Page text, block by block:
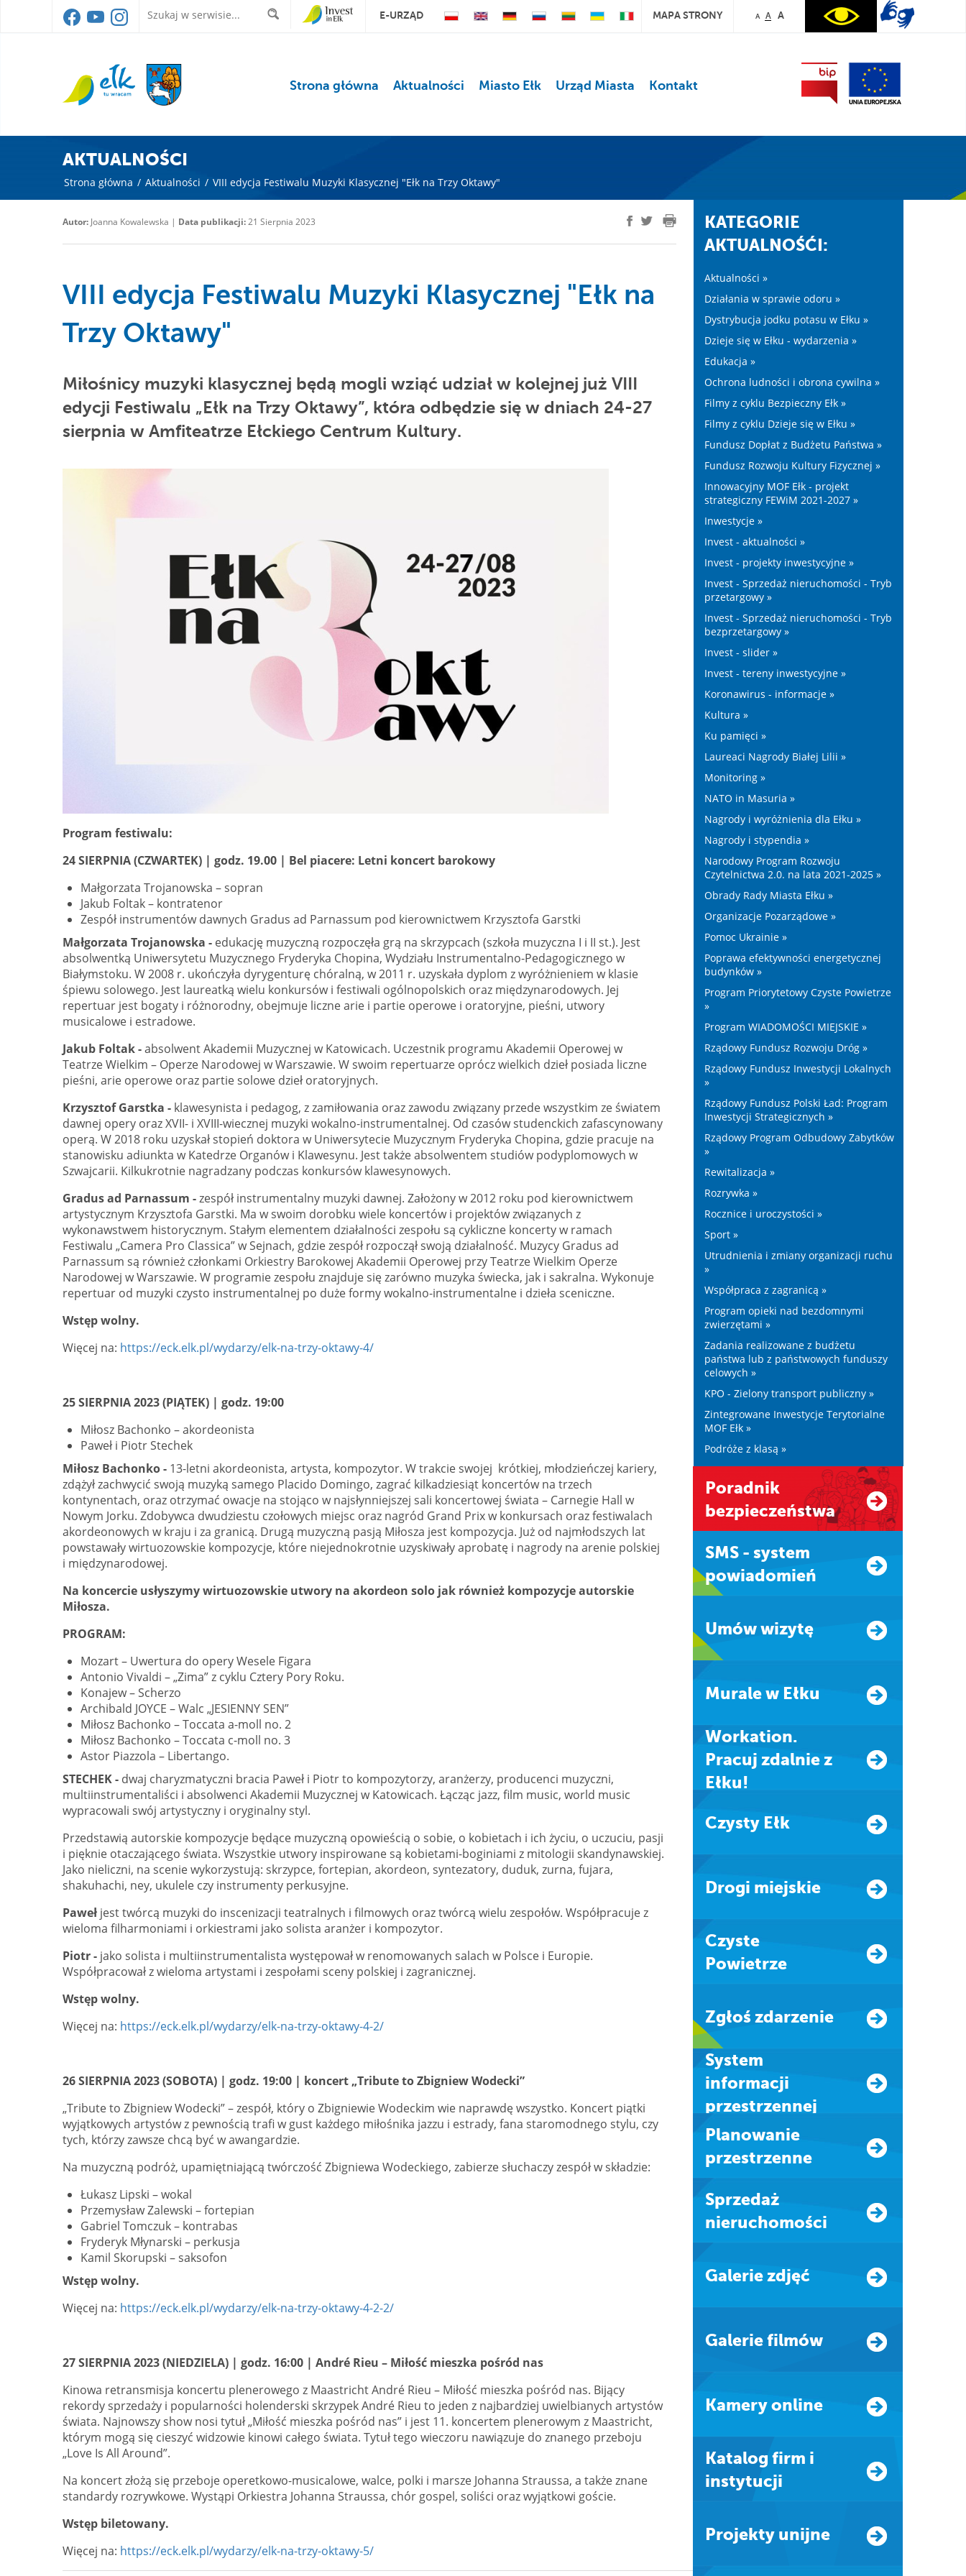
E-URZĄD MAPA STRONY A A A
Strona główna Aktualności Miasto Ełk Urząd Miasta Kontakt
AKTUALNOŚCI
Strona główna / Aktualności / VIII edycja Festiwalu Muzyki Klasycznej "Ełk na Trzy Oktawy"
Autor: Joanna Kowalewska | Data publikacji:21 Sierpnia 2023
VIII edycja Festiwalu Muzyki Klasycznej "Ełk na
Trzy Oktawy"
Miłośnicy muzyki klasycznej będą mogli wziąć udział w kolejnej już VIII
edycji Festiwalu „Ełk na Trzy Oktawy”, która odbędzie się w dniach 24-27
sierpnia w Amfiteatrze Ełckiego Centrum Kultury.
Program festiwalu:
24 SIERPNIA (CZWARTEK) | godz. 19.00 | Bel piacere: Letni koncert barokowy
Małgorzata Trojanowska – sopran
Jakub Foltak – kontratenor
Zespół instrumentów dawnych Gradus ad Parnassum pod kierownictwem Krzysztofa Garstki
Małgorzata Trojanowska - edukację muzyczną rozpoczęła grą na skrzypcach (szkoła muzyczna I i II st.). Jest
absolwentką Uniwersytetu Muzycznego Fryderyka Chopina, Wydziału Instrumentalno-Pedagogicznego w
Białymstoku. W 2008 r. ukończyła dyrygenturę chóralną, w 2011 r. uzyskała dyplom z wyróżnieniem w klasie
śpiewu solowego. Jest laureatką wielu konkursów i festiwali ogólnopolskich oraz międzynarodowych. Jej
repertuar jest bogaty i różnorodny, obejmuje liczne arie i partie operowe i oratoryjne, pieśni, utwory
musicalowe i estradowe.
Jakub Foltak -absolwent Akademii Muzycznej w Katowicach. Uczestnik programu Akademii Operowej w
Teatrze Wielkim – Operze Narodowej w Warszawie. W swoim repertuarze oprócz wielkich dzieł posiada liczne
pieśni, arie operowe oraz partie solowe dzieł oratoryjnych.
Krzysztof Garstka - klawesynista i pedagog, z zamiłowania oraz zawodu związany przede wszystkim ze światem
dawnej opery oraz XVII- i XVIII-wiecznej muzyki wokalno-instrumentalnej. Od czasów studenckich zafascynowany
operą. W 2018 roku uzyskał stopień doktora w Uniwersytecie Muzycznym Fryderyka Chopina, gdzie pracuje na
stanowisku adiunkta w Katedrze Organów i Klawesynu. Jest także absolwentem studiów podyplomowych w
Szwajcarii. Kilkukrotnie nagradzany podczas konkursów klawesynowych.
Gradus ad Parnassum -zespół instrumentalny muzyki dawnej. Założony w 2012 roku pod kierownictwem
artystycznym Krzysztofa Garstki. Ma w swoim dorobku wiele koncertów i projektów związanych z
wykonawstwem historycznym. Stałym elementem działalności zespołu są cykliczne koncerty w ramach
Festiwalu „Camera Pro Classica” w Sejnach, gdzie zespół rozpoczął swoją działalność. Muzycy Gradus ad
Parnassum są również członkami Orkiestry Barokowej Akademii Operowej przy Teatrze Wielkim Operze
Narodowej w Warszawie. W programie zespołu znajduje się zarówno muzyka świecka, jak i sakralna. Wykonuje
repertuar od muzyki czysto instrumentalnej po duże formy wokalno-instrumentalne i dzieła sceniczne.
Wstęp wolny.
Więcej na: https://eck.elk.pl/wydarzy/elk-na-trzy-oktawy-4/
25 SIERPNIA 2023 (PIĄTEK) | godz. 19:00
Miłosz Bachonko – akordeonista
Paweł i Piotr Stechek
Miłosz Bachonko - 13-letni akordeonista, artysta, kompozytor. W trakcie swojej krótkiej, młodzieńczej kariery,
zdążył zachwycić swoją muzyką samego Placido Domingo, zagrać kilkadziesiąt koncertów na trzech
kontynentach, oraz otrzymać owacje na stojąco w najsłynniejszej sali koncertowej świata – Carnegie Hall w
Nowym Jorku. Zdobywca dwudziestu czołowych miejsc oraz nagród Grand Prix w konkursach oraz festiwalach
akordeonowych w kraju i za granicą. Drugą muzyczną pasją Miłosza jest kompozycja. Już od najmłodszych lat
powstawały wirtuozowskie kompozycje, które niejednokrotnie uzyskiwały aprobatę i nagrody na arenie polskiej
i międzynarodowej.
Na koncercie usłyszymy wirtuozowskie utwory na akordeon solo jak również kompozycje autorskie
Miłosza.
PROGRAM:
Mozart – Uwertura do opery Wesele Figara
Antonio Vivaldi – „Zima” z cyklu Cztery Pory Roku.
Konajew – Scherzo
Archibald JOYCE – Walc „JESIENNY SEN”
Miłosz Bachonko – Toccata a-moll no. 2
Miłosz Bachonko – Toccata c-moll no. 3
Astor Piazzola – Libertango.
STECHEK - dwaj charyzmatyczni bracia Paweł i Piotr to kompozytorzy, aranżerzy, producenci muzyczni,
multiinstrumentaliści i absolwenci Akademii Muzycznej w Katowicach. Łącząc jazz, film music, world music
wypracowali swój artystyczny i oryginalny styl.
Przedstawią autorskie kompozycje będące muzyczną opowieścią o sobie, o kobietach i ich życiu, o uczuciu, pasji
i pięknie otaczającego świata. Wszystkie utwory inspirowane są kobietami-boginiami z mitologii skandynawskiej.
Jako nieliczni, na scenie wykorzystują: skrzypce, fortepian, akordeon, syntezatory, duduk, zurna, fujara,
shakuhachi, ney, ukulele czy instrumenty perkusyjne.
Paweł jest twórcą muzyki do inscenizacji teatralnych i filmowych oraz twórcą wielu zespołów. Współpracuje z
wieloma filharmoniami i orkiestrami jako solista aranżer i kompozytor.
Piotr - jako solista i multiinstrumentalista występował w renomowanych salach w Polsce i Europie.
Współpracował z wieloma artystami i zespołami sceny polskiej i zagranicznej.
Wstęp wolny.
Więcej na: https://eck.elk.pl/wydarzy/elk-na-trzy-oktawy-4-2/
26 SIERPNIA 2023 (SOBOTA) | godz. 19:00 | koncert „Tribute to Zbigniew Wodecki”
„Tribute to Zbigniew Wodecki” – zespół, który o Zbigniewie Wodeckim wie naprawdę wszystko. Koncert piątki
wyjątkowych artystów z pewnością trafi w gust każdego miłośnika jazzu i estrady, fana staromodnego stylu, czy
tych, którzy zawsze chcą być w awangardzie.
Na muzyczną podróż, upamiętniającą twórczość Zbigniewa Wodeckiego, zabierze słuchaczy zespół w składzie:
Łukasz Lipski – wokal
Przemysław Zalewski – fortepian
Gabriel Tomczuk – kontrabas
Fryderyk Młynarski – perkusja
Kamil Skorupski – saksofon
Wstęp wolny.
Więcej na: https://eck.elk.pl/wydarzy/elk-na-trzy-oktawy-4-2-2/
27 SIERPNIA 2023 (NIEDZIELA) | godz. 16:00 | André Rieu – Miłość mieszka pośród nas
Kinowa retransmisja koncertu plenerowego z Maastricht André Rieu – Miłość mieszka pośród nas. Bijący
rekordy sprzedaży i popularności holenderski skrzypek André Rieu to jeden z najbardziej uwielbianych artystów
świata. Najnowszy show nosi tytuł „Miłość mieszka pośród nas” i jest 11. koncertem plenerowym z Maastricht,
którym mogą się cieszyć widzowie kinowi całego świata. Tytuł tego wieczoru nawiązuje do znanego przeboju
„Love Is All Around”.
Na koncert złożą się przeboje operetkowo-musicalowe, walce, polki i marsze Johanna Straussa, a także znane
standardy rozrywkowe. Wystąpi Orkiestra Johanna Straussa, chór gospel, soliści oraz wyjątkowi goście.
Wstęp biletowany.
Więcej na: https://eck.elk.pl/wydarzy/elk-na-trzy-oktawy-5/
KATEGORIE
AKTUALNOŚĆI:
Aktualności »
Działania w sprawie odoru »
Dystrybucja jodku potasu w Ełku »
Dzieje się w Ełku - wydarzenia »
Edukacja »
Ochrona ludności i obrona cywilna »
Filmy z cyklu Bezpieczny Ełk »
Filmy z cyklu Dzieje się w Ełku »
Fundusz Dopłat z Budżetu Państwa »
Fundusz Rozwoju Kultury Fizycznej »
Innowacyjny MOF Ełk - projekt
strategiczny FEWiM 2021-2027 »
Inwestycje »
Invest - aktualności »
Invest - projekty inwestycyjne »
Invest - Sprzedaż nieruchomości - Tryb
przetargowy »
Invest - Sprzedaż nieruchomości - Tryb
bezprzetargowy »
Invest - slider »
Invest - tereny inwestycyjne »
Koronawirus - informacje »
Kultura »
Ku pamięci »
Laureaci Nagrody Białej Lilii »
Monitoring »
NATO in Masuria »
Nagrody i wyróżnienia dla Ełku »
Nagrody i stypendia »
Narodowy Program Rozwoju
Czytelnictwa 2.0. na lata 2021-2025 »
Obrady Rady Miasta Ełku »
Organizacje Pozarządowe »
Pomoc Ukrainie »
Poprawa efektywności energetycznej
budynków »
Program Priorytetowy Czyste Powietrze
»
Program WIADOMOŚCI MIEJSKIE »
Rządowy Fundusz Rozwoju Dróg »
Rządowy Fundusz Inwestycji Lokalnych
»
Rządowy Fundusz Polski Ład: Program
Inwestycji Strategicznych »
Rządowy Program Odbudowy Zabytków
»
Rewitalizacja »
Rozrywka »
Rocznice i uroczystości »
Sport »
Utrudnienia i zmiany organizacji ruchu
»
Współpraca z zagranicą »
Program opieki nad bezdomnymi
zwierzętami »
Zadania realizowane z budżetu
państwa lub z państwowych funduszy
celowych »
KPO - Zielony transport publiczny »
Zintegrowane Inwestycje Terytorialne
MOF Ełk »
Podróże z klasą »
Poradnik
bezpieczeństwa
SMS - system
powiadomień
Umów wizytę
Murale w Ełku
Workation.
Pracuj zdalnie z
Ełku!
Czysty Ełk
Drogi miejskie
Czyste
Powietrze
Zgłoś zdarzenie
system
informacji
przestrzennej
Planowanie
przestrzenne
Sprzedaż
nieruchomości
Galerie zdjęć
Galerie filmów
Kamery online
Katalog firm i
instytucji
Projekty unijne